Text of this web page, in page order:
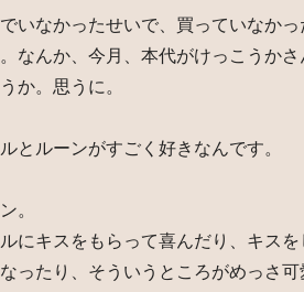
いなかったせいで、買っていなか
なんか、今月、本代がけっこうか
か。思うに。
とルーンがすごく好きなんです。
。
にキスをもらって喜んだり、キスを
ったり、そういうところがめっさ可